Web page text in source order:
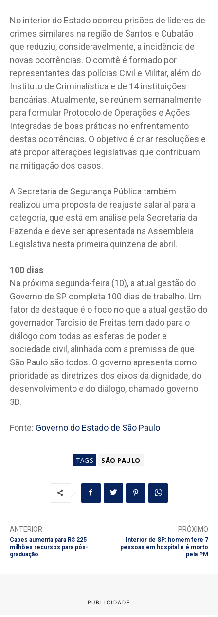
No interior do Estado ocorreu prisões de líderes de
crimes similares na região de Santos e Cubatão
que reduziu, consideravelmente, a incidência de
novas ocorrências. O comitê é formado por
representantes das polícias Civil e Militar, além do
Instituto de Criminalística e de 14 instituições
bancárias. Atualmente, se reúnem semanalmente
para formular Protocolo de Operações e Ações
Integradas de boas práticas no enfrentamento
destas ocorrências. O objetivo é criar resoluções e
até propor alterações legislativas que contribuam
na mitigação dos casos.
A Secretaria de Segurança Pública também
realizou uma proposta de reajuste salarial para a
categoria, que está em análise pela Secretaria da
Fazenda e deve ser apresentada na Assembleia
Legislativa nesta primeira quinzena de abril.
100 dias
Na próxima segunda-feira (10), a atual gestão do
Governo de SP completa 100 dias de trabalho. Um
fator de destaque é o foco no que a atual gestão do
governador Tarcísio de Freitas tem dado para o
diálogo com todas as esferas de poder e
sociedade civil, alinhada com a premissa de que
São Paulo são todos. O governo apresenta como
prioridade as diretrizes dos eixos da dignidade, do
desenvolvimento e do diálogo, chamado governo
3D.
Fonte: Governo do Estado de São Paulo
TAGS SÃO PAULO
ANTERIOR
Capes aumenta para R$ 225
milhões recursos para pós-
graduação
PRÓXIMO
Interior de SP: homem fere 7
pessoas em hospital e é morto
pela PM